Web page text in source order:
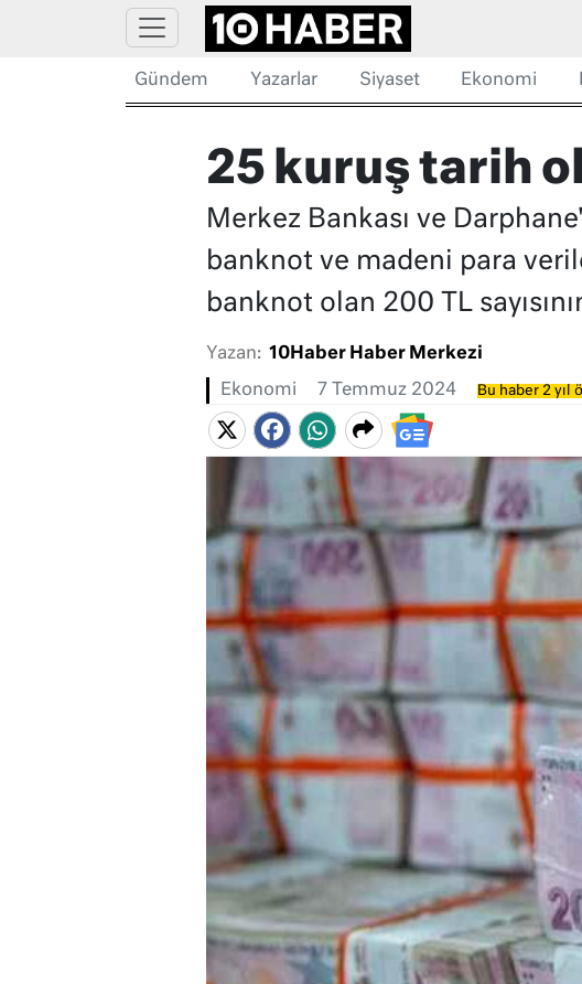
Gündem Yazarlar Siyaset Ekonomi
25 kuruş tarih
Merkez Bankası ve
banknot ve madeni para
banknot olan 200 TL
Yazan: 10Haber Haber Merkezi
Ekonomi 7 Temmuz 2024 Bu haber 2 yıl